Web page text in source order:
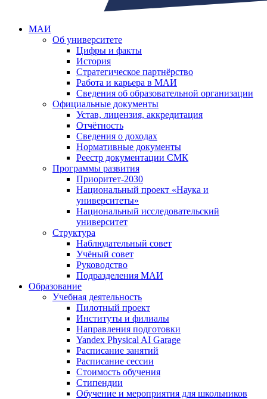
МАИ
Об университете
Цифры и факты
История
Стратегическое партнёрство
Работа и карьера в МАИ
Сведения об образовательной организации
Официальные документы
Устав, лицензия, аккредитация
Отчётность
Сведения о доходах
Нормативные документы
Реестр документации СМК
Программы развития
Приоритет-2030
Национальный проект «Наука и
университеты»
Национальный исследовательский
университет
Структура
Наблюдательный совет
Учёный совет
Руководство
Подразделения МАИ
Образование
Учебная деятельность
Пилотный проект
Институты и филиалы
Направления подготовки
Yandex Physical AI Garage
Расписание занятий
Расписание сессии
Стоимость обучения
Стипендии
Обучение и мероприятия для школьников